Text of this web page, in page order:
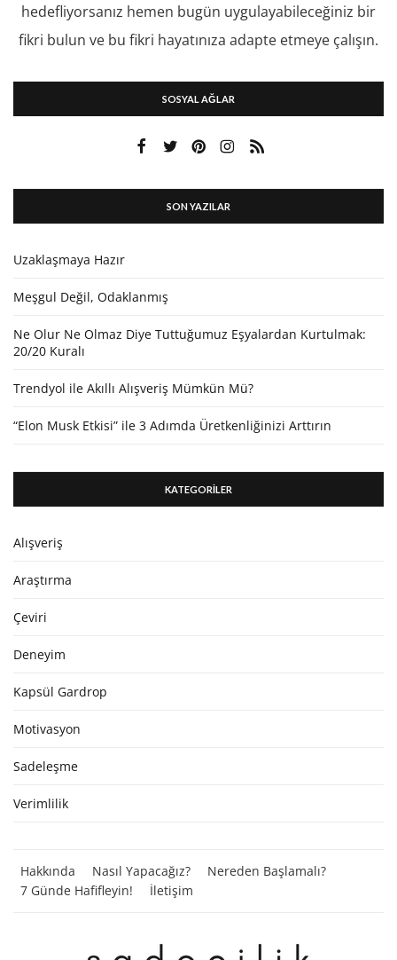
hedefliyorsanız hemen bugün uygulayabileceğiniz bir
fikri bulun ve bu fikri hayatınıza adapte etmeye çalışın.
SOSYAL AĞLAR
SON YAZILAR
Uzaklaşmaya Hazır
Meşgul Değil, Odaklanmış
Ne Olur Ne Olmaz Diye Tuttuğumuz Eşyalardan Kurtulmak:
20/20 Kuralı
Trendyol ile Akıllı Alışveriş Mümkün Mü?
“Elon Musk Etkisi” ile 3 Adımda Üretkenliğinizi Arttırın
KATEGORİLER
Alışveriş
Araştırma
Çeviri
Deneyim
Kapsül Gardrop
Motivasyon
Sadeleşme
Verimlilik
Hakkında Nasıl Yapacağız?
Nereden Başlamalı?
7 Günde Hafifleyin!
İletişim